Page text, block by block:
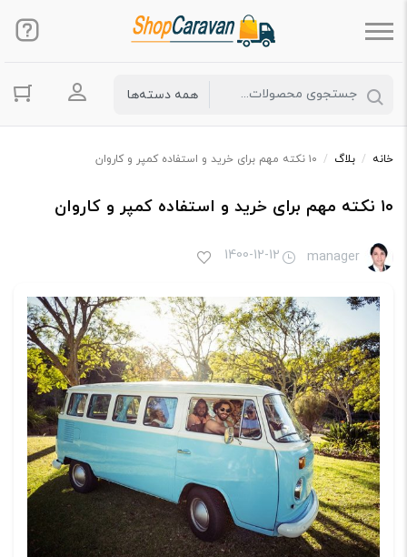
ورود به
خانه / بلاگ / ۱۰ نکته مهم برای خرید و استفاده کمپر و کاروان
۱۰ نکته مهم برای خرید و استفاده کمپر و کاروان
manager
1400-12-12